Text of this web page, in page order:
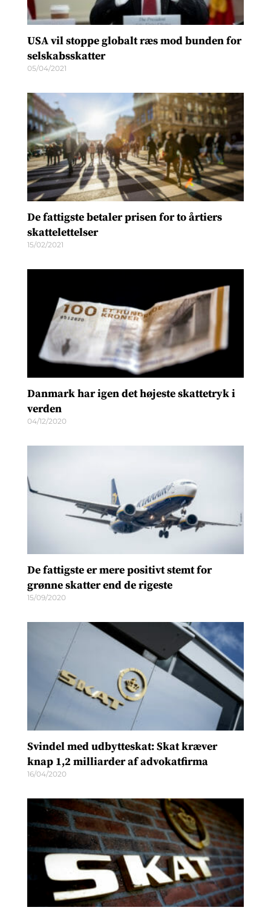
USA vil stoppe globalt ræs mod bunden for
selskabsskatter
05/04/2021
De fattigste betaler prisen for to årtiers
skattelettelser
15/02/2021
Danmark har igen det højeste skattetryk i
verden
04/12/2020
De fattigste er mere positivt stemt for
grønne skatter end de rigeste
15/09/2020
Svindel med udbytteskat: Skat kræver
knap 1,2 milliarder af advokatfirma
16/04/2020